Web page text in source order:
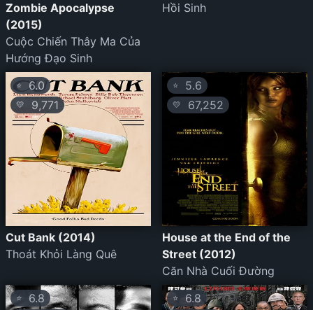
Zombie Apocalypse
(2015)
Cuộc Chiến Thây Ma Của
Hướng Đạo Sinh
Hồi Sinh
⭐6.0
💛 9,771
Cut Bank (2014)
Thoát Khỏi Làng Quê
⭐ 5.6
💛 67,252
House at the End of the
Street (2012)
Căn Nhà Cuối Đường
⭐ 6.8 ⭐ 6.8